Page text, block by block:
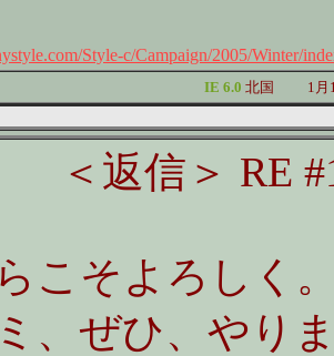
Style-c/Campaign/2005/Winter/
IE 6.0 北国 1
＜返信＞ RE
こそよろしく
、ぜひ、やり